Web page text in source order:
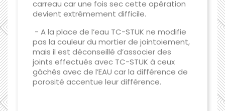
carreau car une fois sec cette opération
devient extrêmement difficile.
- A la place de l’eau TC-STUK ne modifie
pas la couleur du mortier de jointoiement,
mais il est déconseillé d’associer des
joints effectués avec TC-STUK à ceux
gâchés avec de l’EAU car la différence de
porosité accentue leur différence.